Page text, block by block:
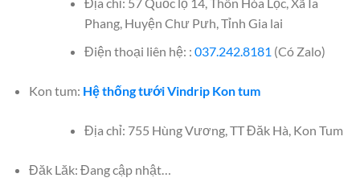
Địa chỉ: 57 Quốc lộ 14, Thôn Hòa Lộc, Xã Ia
Phang, Huyện Chư Pưh, Tỉnh Gia lai
Điện thoại liên hệ: : 037.242.8181 (Có Zalo)
Kon tum: Hệ thống tưới Vindrip Kon tum
Địa chỉ: 755 Hùng Vương, TT Đăk Hà, Kon Tum
Đăk Lăk: Đang cập nhật…